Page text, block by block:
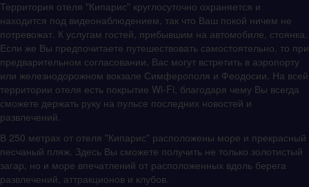
Территория отеля "Кипарис" круглосуточно охраняется и
находится под видеонаблюдением, так что Ваш покой ничем не
потревожат. К услугам гостей, прибывшим на автомобиле, стоянка.
Если же Вы предпочитаете путешествовать самостоятельно, то при
предварительном согласовании, Вас могут встретить в аэропорту
или железнодорожном вокзале Симферополя и Феодосии. На всей
территории отеля есть покрытие Wi-Fi, благодаря чему Вы всегда
сможете держать руку на пульсе последних новостей и
развлечений.
В 250 метрах от отеля "Кипарис" расположены море и прекрасный
песчаный пляж. Здесь Вы сможете получить не только золотистый
загар, но и море впечатлений от расположенных вдоль берега
развлечений, аттракционов и клубов.